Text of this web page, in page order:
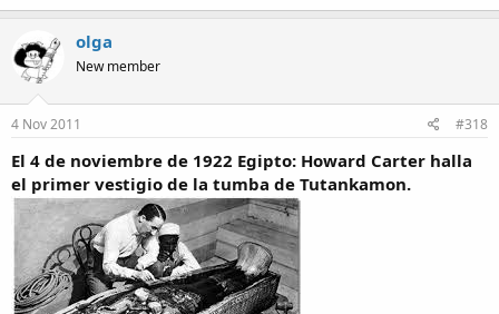
olga
New member
4 Nov 2011 #318
El 4 de noviembre de 1922 Egipto: Howard Carter halla
el primer vestigio de la tumba de Tutankamon.